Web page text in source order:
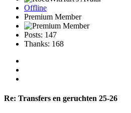
Offline
Premium Member
Posts: 147
Thanks: 168
Re: Transfers en geruchten 25-26